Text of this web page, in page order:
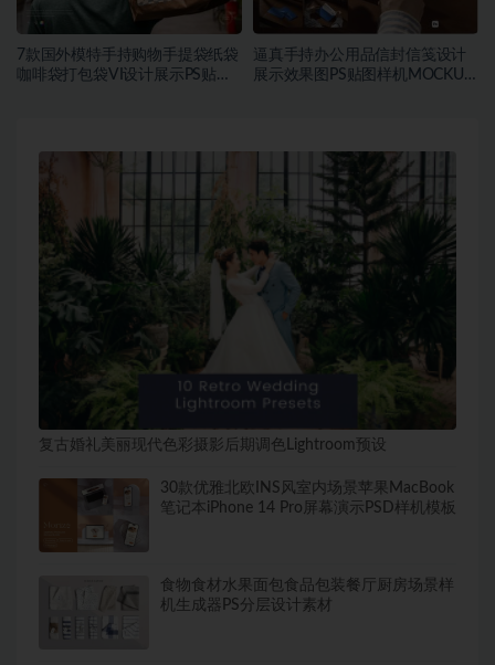
7款国外模特手持购物手提袋纸袋
咖啡袋打包袋VI设计展示PS贴图
逼真手持办公用品信封信笺设计
展示效果图PS贴图样机MOCKUP
复古婚礼美丽现代色彩摄影后期调色Lightroom预设
30款优雅北欧INS风室内场景苹果MacBook
笔记本iPhone 14 Pro屏幕演示PSD样机模板
食物食材水果面包食品包装餐厅厨房场景样
机生成器PS分层设计素材